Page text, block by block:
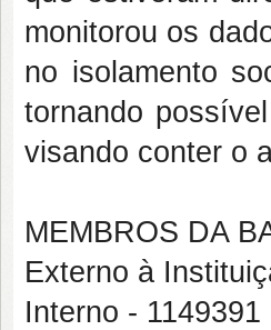
monitorou os
no isolamento
tornando
visando conter o
MEMBROS DA
Externo à
Interno -